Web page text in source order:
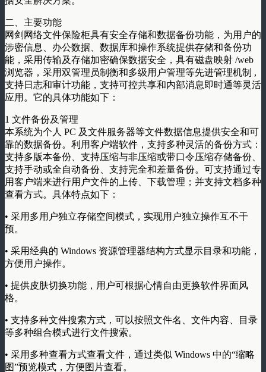
二、主要功能
网剑网络文件保险柜具有安全存储和数据备份功能，为用户的
涉密信息、办公数据、数据库和操作系统提供存储和备份功
能，采用传输及存储加密确保数据安全，具有磁盘映射 /web
浏览器，采用双管理员制衡和多级用户管理等先进管理机制 ,
支持日志和审计功能，支持可控共享和内部消息即时通等灵活
应用。它的具体功能如下：
1 文件备份及管理
本系统为个人 PC 及文件服务器等文件数据信息提供安全和可
靠的数据备份。利用客户端软件，支持多种灵活的备份方式：
支持多版本备份、支持压缩与非压缩或带口令压缩存储备份、
支持手动或全自动备份、支持完全和差量备份。可支持通过专
用客户端来进行用户文件的上传、下载管理；并支持文档多种
查看方式。具体特点如下：
• 采用多用户独立存储空间模式，实现用户独立操作互不干
预。
• 采用经典的 Windows 资源管理器结构方式显示目录和功能，
方便用户操作。
• 提供皮肤切换功能，用户可根据心情自由更换软件界面风
格。
• 支持多种文件搜索方式，可以按照文件名、文件内容、目录
等多种组合模式进行文件搜索。
• 采用多种查看方式查看文件，通过类似 Windows 中的“缩略
图”预览模式，方便图片查看。